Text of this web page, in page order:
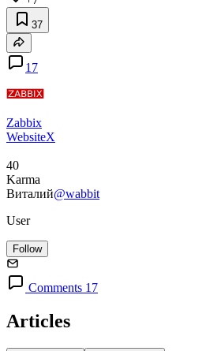
37
17
Zabbix
WebsiteX
40
Karma
Виталий@wabbit
User
Follow
Comments 17
Articles